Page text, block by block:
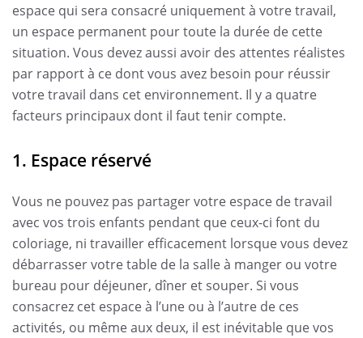
espace qui sera consacré uniquement à votre travail,
un espace permanent pour toute la durée de cette
situation. Vous devez aussi avoir des attentes réalistes
par rapport à ce dont vous avez besoin pour réussir
votre travail dans cet environnement. Il y a quatre
facteurs principaux dont il faut tenir compte.
1. Espace réservé
Vous ne pouvez pas partager votre espace de travail
avec vos trois enfants pendant que ceux-ci font du
coloriage, ni travailler efficacement lorsque vous devez
débarrasser votre table de la salle à manger ou votre
bureau pour déjeuner, dîner et souper. Si vous
consacrez cet espace à l’une ou à l’autre de ces
activités, ou même aux deux, il est inévitable que vos